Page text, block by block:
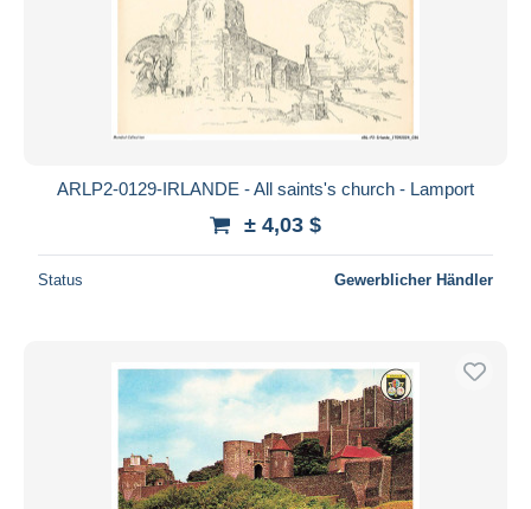
ARLP2-0129-IRLANDE - All saints's church - Lamport
± 4,03 $
Status Gewerblicher Händler